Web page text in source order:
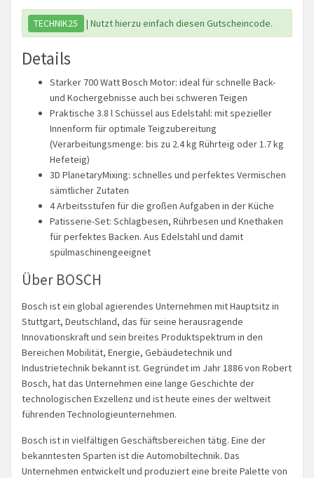
TECHNIK25 | Nutzt hierzu einfach diesen Gutscheincode.
Details
Starker 700 Watt Bosch Motor: ideal für schnelle Back-
und Kochergebnisse auch bei schweren Teigen
Praktische 3.8 l Schüssel aus Edelstahl: mit spezieller
Innenform für optimale Teigzubereitung
(Verarbeitungsmenge: bis zu 2.4 kg Rührteig oder 1.7 kg
Hefeteig)
3D PlanetaryMixing: schnelles und perfektes Vermischen
sämtlicher Zutaten
4 Arbeitsstufen für die großen Aufgaben in der Küche
Patisserie-Set: Schlagbesen, Rührbesen und Knethaken
für perfektes Backen. Aus Edelstahl und damit
spülmaschinengeeignet
Über BOSCH
Bosch ist ein global agierendes Unternehmen mit Hauptsitz in
Stuttgart, Deutschland, das für seine herausragende
Innovationskraft und sein breites Produktspektrum in den
Bereichen Mobilität, Energie, Gebäudetechnik und
Industrietechnik bekannt ist. Gegründet im Jahr 1886 von Robert
Bosch, hat das Unternehmen eine lange Geschichte der
technologischen Exzellenz und ist heute eines der weltweit
führenden Technologieunternehmen.
Bosch ist in vielfältigen Geschäftsbereichen tätig. Eine der
bekanntesten Sparten ist die Automobiltechnik. Das
Unternehmen entwickelt und produziert eine breite Palette von